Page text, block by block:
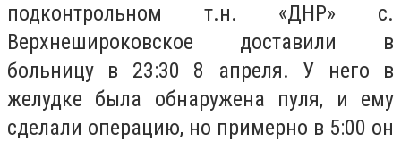
подконтрольном т.н. «ДНР» с.
Верхнешироковское доставили в
больницу в 23:30 8 апреля. У него в
желудке была обнаружена пуля, и ему
сделали операцию, но примерно в 5:00 он